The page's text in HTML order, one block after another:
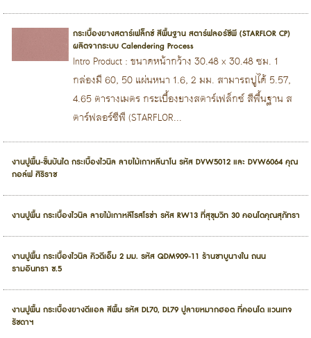
กระเบื้องยางสตาร์เฟล็กซ์ สีพื้นฐาน สตาร์ฟลอร์ซีพี (STARFLOR CP)
ผลิตจากระบบ Calendering Process
Intro Product : ขนาดหน้ากว้าง 30.48 x 30.48 ซม. 1
กล่องมี 60, 50 แผ่นหนา 1.6, 2 มม. สามารถปูได้ 5.57,
4.65 ตารางเมตร กระเบื้องยางสตาร์เฟล็กซ์ สีพื้นฐาน ส
ตาร์ฟลอร์ซีพี (STARFLOR...
งานปูพื้น-ขั้นบันได กระเบื้องไวนิล ลายไม้เกาหลีนาโน รหัส DVW5012 และ DVW6064 คุณ
กอล์ฟ ศิริราช
งานปูพื้น กระเบื้องไวนิล ลายไม้เกาหลีโรสโรซ่า รหัส RW13 ที่สุขุมวิท 30 คอนโดคุณสุภัทรา
งานปูพื้น กระเบื้องไวนิล คิวดีเอ็ม 2 มม. รหัส QDM909-11 ร้านชาบูนางใน ถนน
รามอินทรา ซ.5
งานปูพื้น กระเบื้องยางดีแอล สีพื้น รหัส DL70, DL79 ปูลายหมากฮอต ที่คอนโด แวนเทจ
รัชดาฯ